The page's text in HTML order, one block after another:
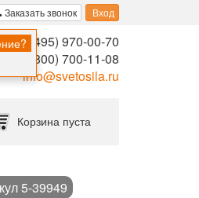
Заказать звонок Вход
8 (495) 970-00-70
8 (800) 700-11-08
info@svetosila.ru
Корзина пуста
5-39949